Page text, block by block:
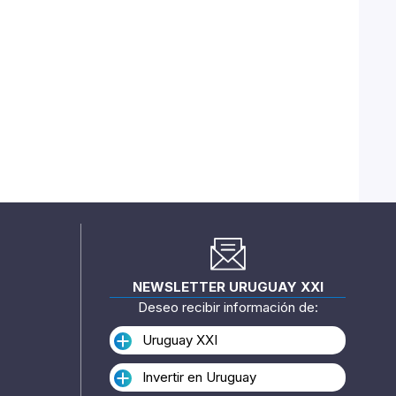
NEWSLETTER URUGUAY XXI
Deseo recibir información de:
Uruguay XXI
Invertir en Uruguay